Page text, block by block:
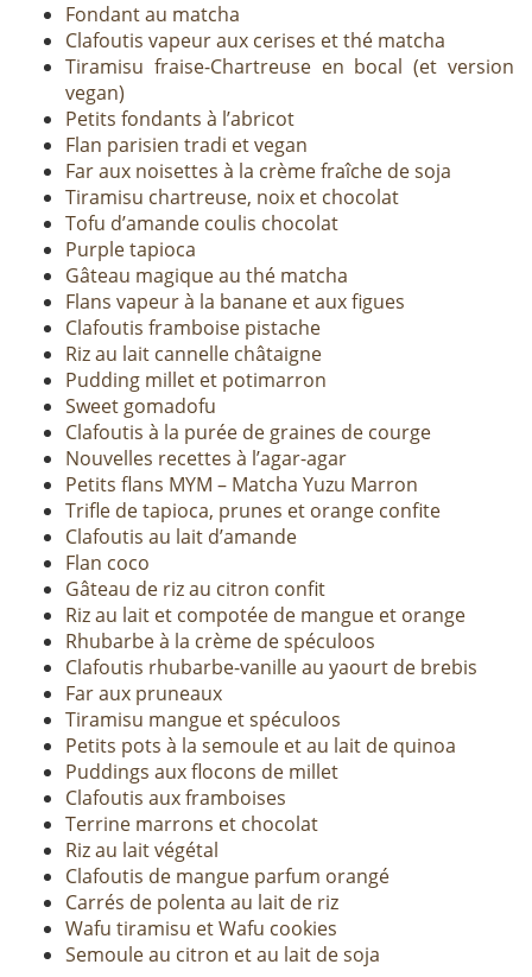
Fondant au matcha
Clafoutis vapeur aux cerises et thé matcha
Tiramisu fraise-Chartreuse en bocal (et version
vegan)
Petits fondants à l’abricot
Flan parisien tradi et vegan
Far aux noisettes à la crème fraîche de soja
Tiramisu chartreuse, noix et chocolat
Tofu d’amande coulis chocolat
Purple tapioca
Gâteau magique au thé matcha
Flans vapeur à la banane et aux figues
Clafoutis framboise pistache
Riz au lait cannelle châtaigne
Pudding millet et potimarron
Sweet gomadofu
Clafoutis à la purée de graines de courge
Nouvelles recettes à l’agar-agar
Petits flans MYM – Matcha Yuzu Marron
Trifle de tapioca, prunes et orange confite
Clafoutis au lait d’amande
Flan coco
Gâteau de riz au citron confit
Riz au lait et compotée de mangue et orange
Rhubarbe à la crème de spéculoos
Clafoutis rhubarbe-vanille au yaourt de brebis
Far aux pruneaux
Tiramisu mangue et spéculoos
Petits pots à la semoule et au lait de quinoa
Puddings aux flocons de millet
Clafoutis aux framboises
Terrine marrons et chocolat
Riz au lait végétal
Clafoutis de mangue parfum orangé
Carrés de polenta au lait de riz
Wafu tiramisu et Wafu cookies
Semoule au citron et au lait de soja